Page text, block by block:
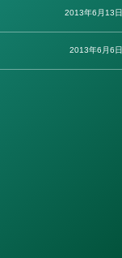
2013年6月13日
2013年6月6日